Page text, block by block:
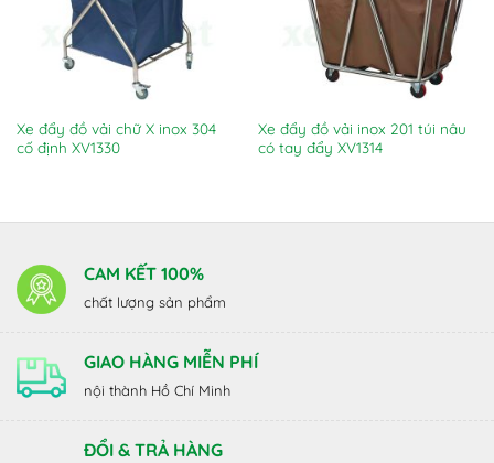
Xe đẩy đồ vải chữ X inox 304
cố định XV1330
Xe đẩy đồ vải inox 201 túi nâu
có tay đẩy XV1314
CAM KẾT 100%
chất lượng sản phẩm
GIAO HÀNG MIỄN PHÍ
nội thành Hồ Chí Minh
ĐỔI & TRẢ HÀNG